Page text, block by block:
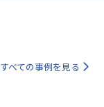
すべての事例を見る